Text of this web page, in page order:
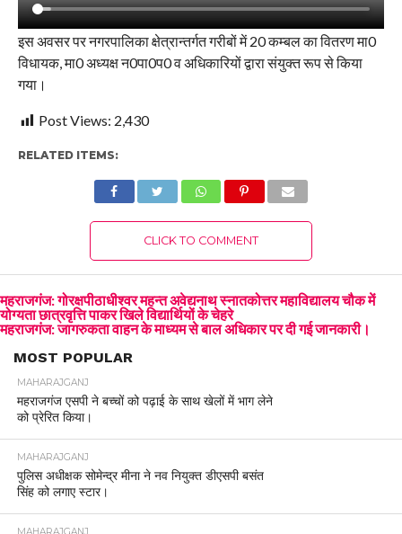
इस अवसर पर नगरपालिका क्षेत्रान्तर्गत गरीबों में 20 कम्बल का वितरण मा0
विधायक, मा0 अध्यक्ष न0पा0प0 व अधिकारियों द्वारा संयुक्त रूप से किया
गया।
Post Views: 2,430
RELATED ITEMS:
CLICK TO COMMENT
महराजगंज: गोरक्षपीठाधीश्वर महन्त अवेद्यनाथ स्नातकोत्तर महाविद्यालय चौक में
योग्यता छात्रवृत्ति पाकर खिले विद्यार्थियों के चेहरे
महराजगंज: जागरुकता वाहन के माध्यम से बाल अधिकार पर दी गई जानकारी।
MOST POPULAR
MAHARAJGANJ
महराजगंज एसपी ने बच्चों को पढ़ाई के साथ खेलों में भाग लेने
को प्रेरित किया।
MAHARAJGANJ
पुलिस अधीक्षक सोमेन्द्र मीना ने नव नियुक्त डीएसपी बसंत
सिंह को लगाए स्टार।
MAHARAJGANJ